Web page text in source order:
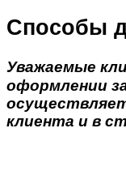
Способы
Уважаемые
оформлении
клиента и в